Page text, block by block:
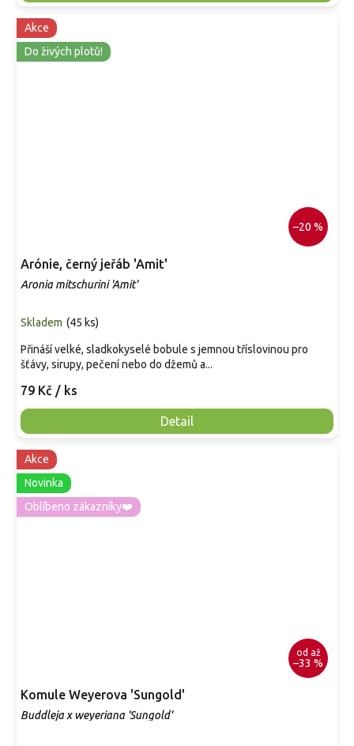
Akce
Do živých plotů!
–20 %
Arónie, černý jeřáb 'Amit'
Aronia mitschurini 'Amit'
Skladem (45 ks)
79 Kč / ks
Detail
Přináší velké, sladkokyselé bobule s jemnou tříslovinou pro
šťávy, sirupy, pečení nebo do džemů a...
Akce
Novinka
Oblíbeno zákazníky❤️
od až
–33 %
Komule Weyerova 'Sungold'
Buddleja x weyeriana 'Sungold'